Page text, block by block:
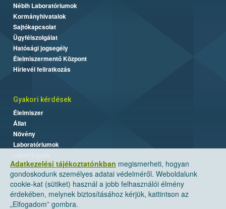
Adatkezelési tájékoztatónkban megismerheti, hogyan
gondoskodunk személyes adatai védelméről. Weboldalunk
cookie-kat (sütiket) használ a jobb felhasználói élmény
érdekében, melynek biztosításához kérjük, kattintson az
„Elfogadom” gombra.
Nébih Laboratóriumok
Kormányhivatalok
Sajtókapcsolat
Ügyfélszolgálat
Hatósági jogsegély
Élelmiszermentő Központ
Hírlevél feliratkozás
Gyakori kérdések
Élelmiszer
Állat
Növény
Laboratóriumok